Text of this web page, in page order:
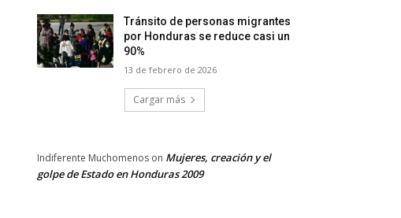
Tránsito de personas migrantes
por Honduras se reduce casi un
90%
13 de febrero de 2026
Cargar más
Indiferente Muchomenos on Mujeres, creación y el
golpe de Estado en Honduras 2009